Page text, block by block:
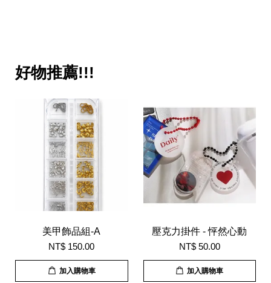
好物推薦!!!
美甲飾品組-A
NT$ 150.00
加入購物車
壓克力掛件 - 怦然心動
NT$ 50.00
加入購物車